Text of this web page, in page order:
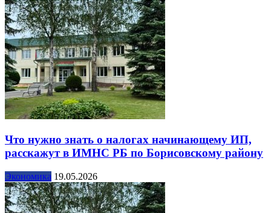
Что нужно знать о налогах начинающему ИП,
расскажут в ИМНС РБ по Борисовскому району
Экономика 19.05.2026